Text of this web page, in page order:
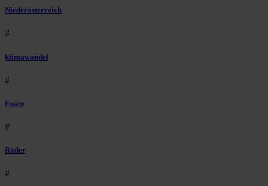
Niederösterreich
#
klimawandel
#
Essen
#
Räder
#